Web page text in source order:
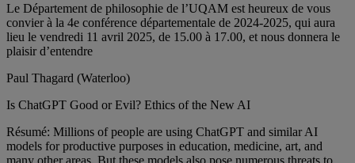
Le Département de philosophie de l’UQAM est heureux de vous
convier à la 4e conférence départementale de 2024-2025, qui aura
lieu le vendredi 11 avril 2025, de 15.00 à 17.00, et nous donnera le
plaisir d’entendre
Paul Thagard (Waterloo)
Is ChatGPT Good or Evil? Ethics of the New AI
Résumé: Millions of people are using ChatGPT and similar AI
models for productive purposes in education, medicine, art, and
many other areas. But these models also pose numerous threats to